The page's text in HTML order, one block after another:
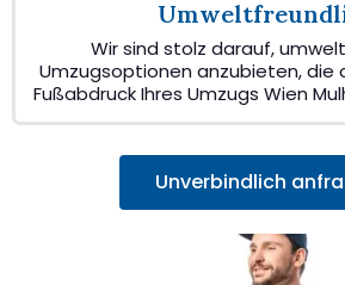
Wir sind stolz darauf,
Umzugsoptionen anzubieten, die
Fußabdruck Ihres Umzugs Wien
Unverbindlich